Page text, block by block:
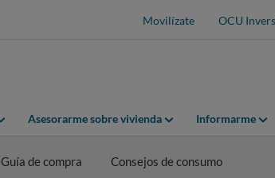
Movilízate OCU
Asesorarme sobre vivienda Informarme
Guía de compra Consejos de consumo